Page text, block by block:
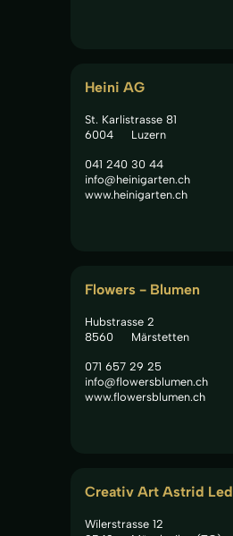
Heini AG
St. Karlistrasse 81
6004
Luzern
041 240 30 44
info@heinigarten.ch
www.heinigarten.ch
Flowers - Blumen
Hubstrasse 2
8560
Märstetten
071 657 29 25
info@flowersblumen.ch
www.flowersblumen.ch
Creativ Art Astrid
Wilerstrasse 12